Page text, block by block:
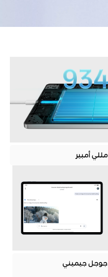
جوجل جيميني